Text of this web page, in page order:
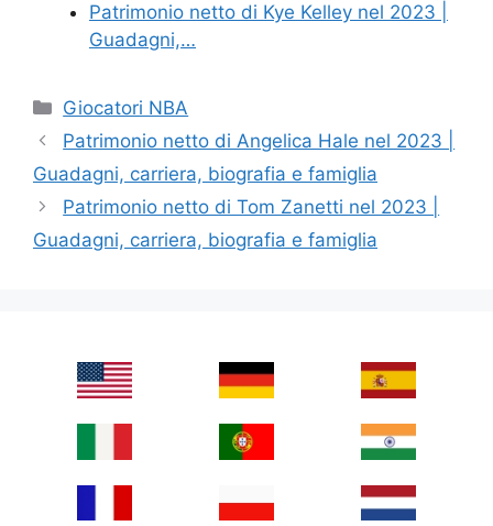
Patrimonio netto di Kye Kelley nel 2023 |
Guadagni,…
Categories
Giocatori NBA
Patrimonio netto di Angelica Hale nel 2023 |
Guadagni, carriera, biografia e famiglia
Patrimonio netto di Tom Zanetti nel 2023 |
Guadagni, carriera, biografia e famiglia